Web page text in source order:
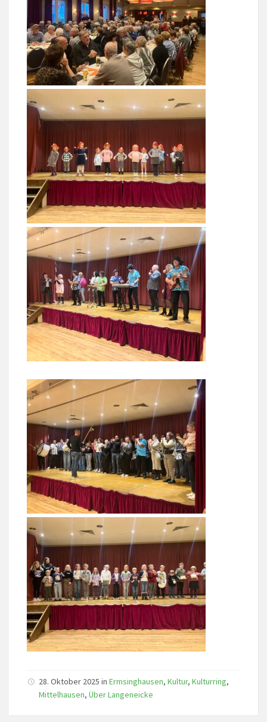
28. Oktober 2025 in Ermsinghausen, Kultur, Kulturring,
Mittelhausen, Über Langeneicke